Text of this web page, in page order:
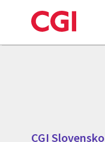
to
CGI Slovensko